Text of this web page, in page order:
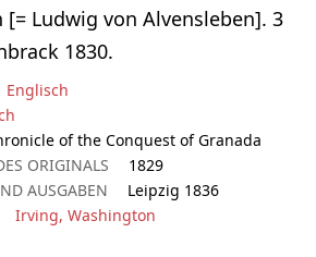
[= Ludwig von Alvensleben]. 3
1830.
Englisch
of the Conquest of Granada
ORIGINALS
1829
AUSGABEN
Leipzig 1836
Irving, Washington